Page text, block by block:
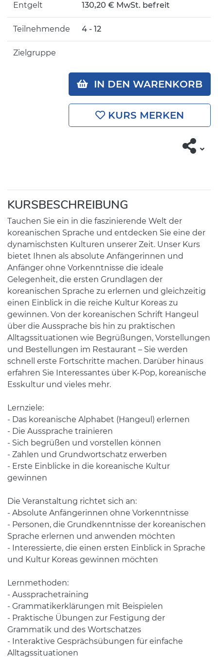
Entgelt 130,20 € MwSt. befreit
Teilnehmende 4 - 12
Zielgruppe
IN DEN WARENKORB
KURS MERKEN
KURSBESCHREIBUNG
Tauchen Sie ein in die faszinierende Welt der
koreanischen Sprache und entdecken Sie eine der
dynamischsten Kulturen unserer Zeit. Unser Kurs
bietet Ihnen als absolute Anfängerinnen und
Anfänger ohne Vorkenntnisse die ideale
Gelegenheit, die ersten Grundlagen der
koreanischen Sprache zu erlernen und gleichzeitig
einen Einblick in die reiche Kultur Koreas zu
gewinnen. Von der koreanischen Schrift Hangeul
über die Aussprache bis hin zu praktischen
Alltagssituationen wie Begrüßungen, Vorstellungen
und Bestellungen im Restaurant – Sie werden
schnell erste Fortschritte machen. Darüber hinaus
erfahren Sie Interessantes über K-Pop, koreanische
Esskultur und vieles mehr.
Lernziele:
- Das koreanische Alphabet (Hangeul) erlernen
- Die Aussprache trainieren
- Sich begrüßen und vorstellen können
- Zahlen und Grundwortschatz erwerben
- Erste Einblicke in die koreanische Kultur
gewinnen
Die Veranstaltung richtet sich an:
- Absolute Anfängerinnen ohne Vorkenntnisse
- Personen, die Grundkenntnisse der koreanischen
Sprache erlernen und anwenden möchten
- Interessierte, die einen ersten Einblick in Sprache
und Kultur Koreas gewinnen möchten
Lernmethoden:
- Aussprachetraining
- Grammatikerklärungen mit Beispielen
- Praktische Übungen zur Festigung der
Grammatik und des Wortschatzes
- Interaktive Gesprächsübungen für einfache
Alltagssituationen